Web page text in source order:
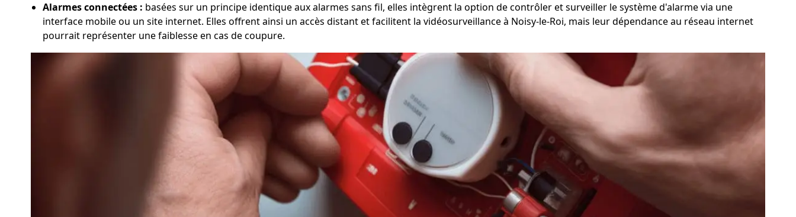
Alarmes connectées : basées sur un principe identique aux alarmes sans fil, elles intègrent la option de contrôler et surveiller le système d'alarme via une
interface mobile ou un site internet. Elles offrent ainsi un accès distant et facilitent la vidéosurveillance à Noisy-le-Roi, mais leur dépendance au réseau internet
pourrait représenter une faiblesse en cas de coupure.